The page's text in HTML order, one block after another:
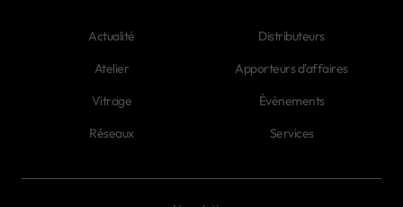
Actualité
Atelier
Vitrage
Réseaux
Distributeurs
Apporteurs d'affaires
Évènements
Services